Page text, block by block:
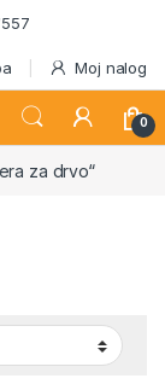
Moj nalog
0
za drvo“